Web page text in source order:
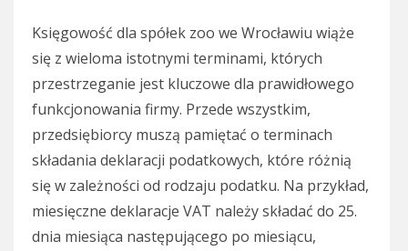
Księgowość dla spółek zoo we Wrocławiu wiąże
się z wieloma istotnymi terminami, których
przestrzeganie jest kluczowe dla prawidłowego
funkcjonowania firmy. Przede wszystkim,
przedsiębiorcy muszą pamiętać o terminach
składania deklaracji podatkowych, które różnią
się w zależności od rodzaju podatku. Na przykład,
miesięczne deklaracje VAT należy składać do 25.
dnia miesiąca następującego po miesiącu,